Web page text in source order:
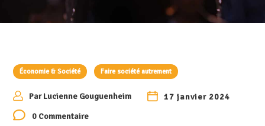
Économie & Société Faire société autrement
ParLucienne Gouguenheim
17 janvier 2024
0 Commentaire